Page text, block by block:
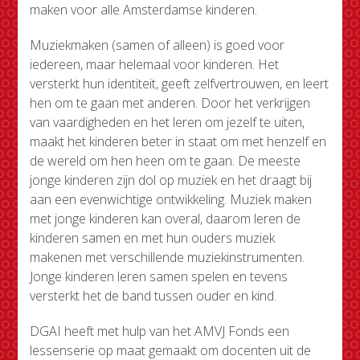
maken voor alle Amsterdamse kinderen.
Muziekmaken (samen of alleen) is goed voor
iedereen, maar helemaal voor kinderen. Het
versterkt hun identiteit, geeft zelfvertrouwen, en leert
hen om te gaan met anderen. Door het verkrijgen
van vaardigheden en het leren om jezelf te uiten,
maakt het kinderen beter in staat om met henzelf en
de wereld om hen heen om te gaan. De meeste
jonge kinderen zijn dol op muziek en het draagt bij
aan een evenwichtige ontwikkeling. Muziek maken
met jonge kinderen kan overal, daarom leren de
kinderen samen en met hun ouders muziek
makenen met verschillende muziekinstrumenten.
Jonge kinderen leren samen spelen en tevens
versterkt het de band tussen ouder en kind.
DGAI heeft met hulp van het AMVJ Fonds een
lessenserie op maat gemaakt om docenten uit de